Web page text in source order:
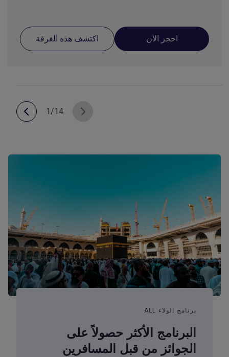
احجز الآن اكتشف هذه الغرفة
1/14
برنامج الولاء ALL
البرنامج الأكثر حصولاً على
الجوائز من قبل المسافرين